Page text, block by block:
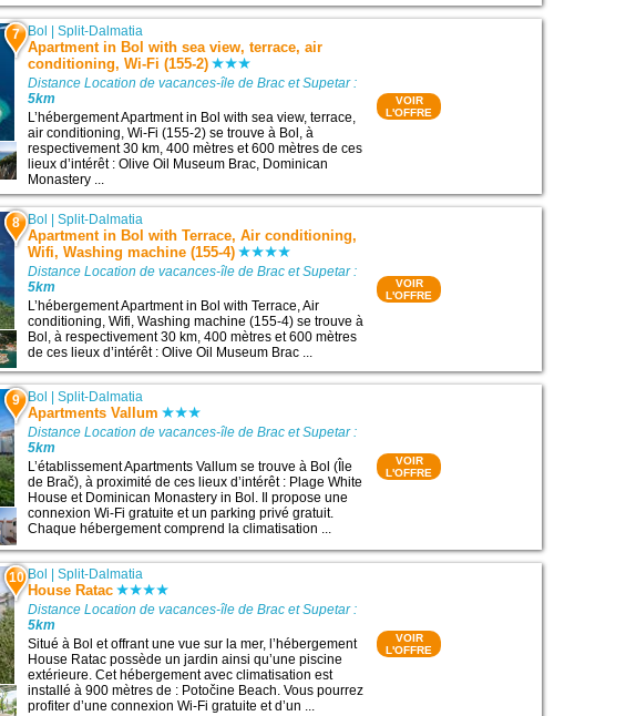
7 Bol |Split-Dalmatia
Apartment in Bol with sea view, terrace, air
conditioning, Wi-Fi (155-2)
Distance Location de vacances-île de Brac et Supetar :
5km
L’hébergement Apartment in Bol with sea view, terrace,
air conditioning, Wi-Fi (155-2) se trouve à Bol, à
respectivement 30 km, 400 mètres et 600 mètres de ces
lieux d’intérêt : Olive Oil Museum Brac, Dominican
Monastery ...
VOIR
L'OFFRE
8 Bol |Split-Dalmatia
Apartment in Bol with Terrace, Air conditioning,
Wifi, Washing machine (155-4)
Distance Location de vacances-île de Brac et Supetar :
5km
L’hébergement Apartment in Bol with Terrace, Air
conditioning, Wifi, Washing machine (155-4) se trouve à
Bol, à respectivement 30 km, 400 mètres et 600 mètres
de ces lieux d’intérêt : Olive Oil Museum Brac ...
VOIR
L'OFFRE
9 Bol |Split-Dalmatia
Apartments Vallum
Distance Location de vacances-île de Brac et Supetar :
5km
L’établissement Apartments Vallum se trouve à Bol (Île
de Brač), à proximité de ces lieux d’intérêt : Plage White
House et Dominican Monastery in Bol. Il propose une
connexion Wi-Fi gratuite et un parking privé gratuit.
Chaque hébergement comprend la climatisation ...
VOIR
L'OFFRE
10 Bol |Split-Dalmatia
House Ratac
Distance Location de vacances-île de Brac et Supetar :
5km
Situé à Bol et offrant une vue sur la mer, l’hébergement
House Ratac possède un jardin ainsi qu’une piscine
extérieure. Cet hébergement avec climatisation est
installé à 900 mètres de : Potočine Beach. Vous pourrez
profiter d’une connexion Wi-Fi gratuite et d’un ...
VOIR
L'OFFRE